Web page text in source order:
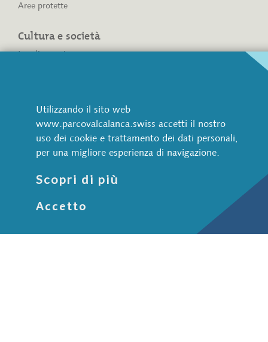
Aree protette
Cultura e società
Insediamenti
Breve ritratto
Il Parco Val Calanca
I numeri del Parco
Perimetro attuale
Associazione
Associazione Parco Val Calanca
Utilizzando il sito web
www.parcovalcalanca.swiss accetti il nostro
uso dei cookie e trattamento dei dati personali,
per una migliore esperienza di navigazione.
Scopri di più
Accetto